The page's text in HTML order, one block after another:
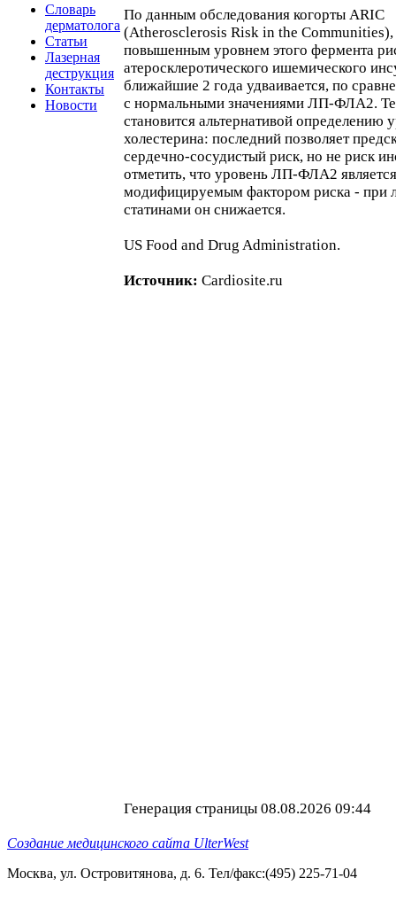
Словарь
дерматолога
Статьи
Лазерная
деструкция
Контакты
Новости
По данным обследования когорты ARIC
(Atherosclerosis Risk in the Communities),
повышенным уровнем этого фермента
атеросклеротического ишемического
ближайшие 2 года удваивается, по
с нормальными значениями ЛП-ФЛА2.
становится альтернативой определению
холестерина: последний позволяет
сердечно-сосудистый риск, но не риск
отметить, что уровень ЛП-ФЛА2 является
модифицируемым фактором риска - при
статинами он снижается.
US Food and Drug Administration.
Источник: Cardiosite.ru
Генерация страницы 08.08.2026 09:44
Создание медицинского сайта UlterWest
Москва, ул. Островитянова, д. 6. Тел/факс:(495) 225-71-04